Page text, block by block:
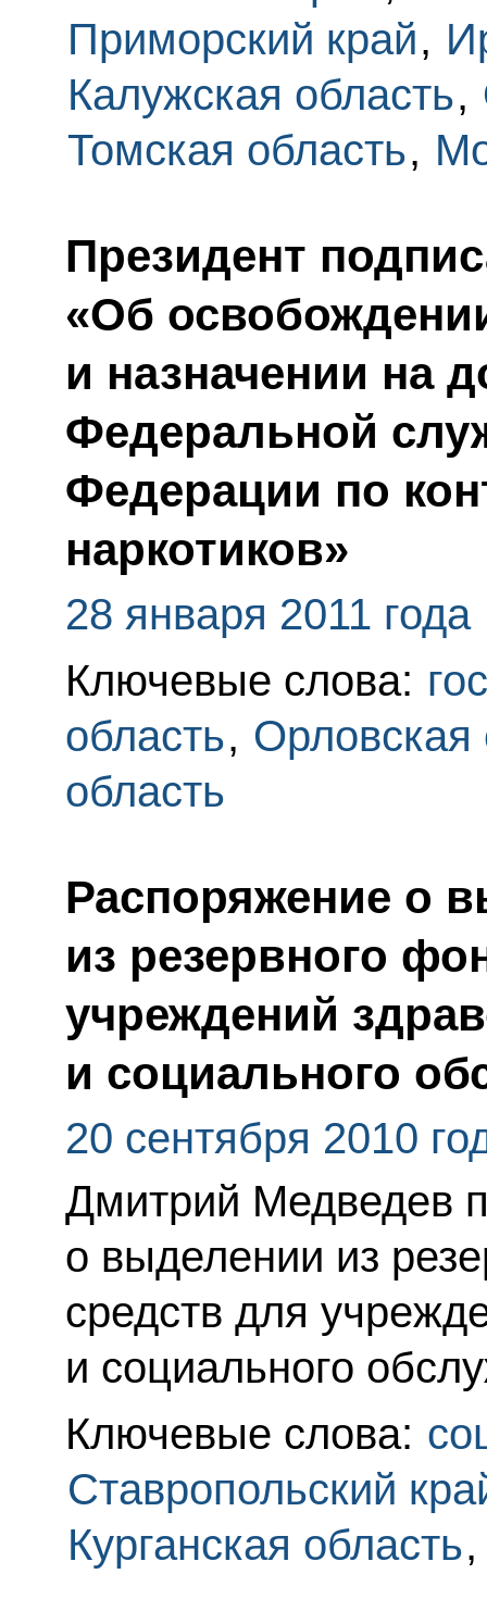
Приморский край,
Калужская область,
Томская область,
Президент
«Об
и назначении на
Федеральной
Федерации по
наркотиков»
28 января 2011 года
Ключевые слова:
область, Орловская
область
Распоряжение о
из резервного
учреждений
и социального
20 сентября 2010
Дмитрий Медведев
о выделении из
средств для
и социального
Ключевые слова:
Ставропольский
Курганская область